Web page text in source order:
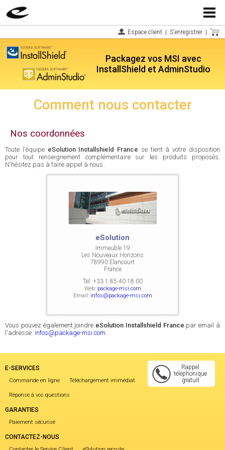
Menu
Espace client S'enregistrer
Packagez vos MSI avec
InstallShield et AdminStudio
Comment nous contacter
Nos coordonnées
Toute l'équipe eSolution Installshield France se tient à votre disposition
pour tout renseignement complémentaire sur les produits proposés.
N'hésitez pas à faire appel à nous .
eSolution
Immeuble 19
Les Nouveaux Horizons
78990 Elancourt
France
Tel: +33 1 85 40 18 00
Web: package-msi.com
Email: infos@package-msi.com
Vous pouvez également joindre eSolution Installshield France par email à
l'adresse: infos@package-msi.com.
Rappel
téléphonique
gratuit
E-SERVICES
Commande en ligne Téléchargement immédiat
Réponse à vos questions
GARANTIES
Paiement sécurisé
CONTACTEZ-NOUS